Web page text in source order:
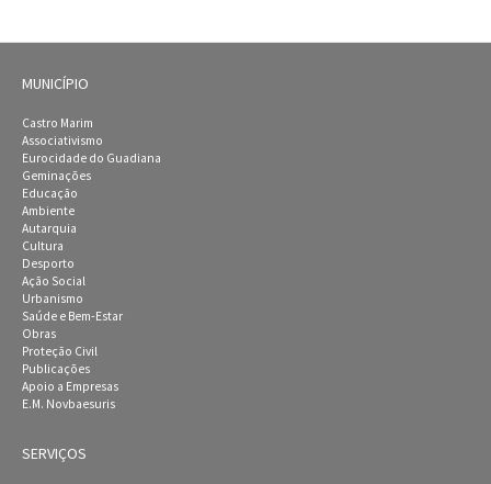
MUNICÍPIO
Castro Marim
Associativismo
Eurocidade do Guadiana
Geminações
Educação
Ambiente
Autarquia
Cultura
Desporto
Ação Social
Urbanismo
Saúde e Bem-Estar
Obras
Proteção Civil
Publicações
Apoio a Empresas
E.M. Novbaesuris
SERVIÇOS